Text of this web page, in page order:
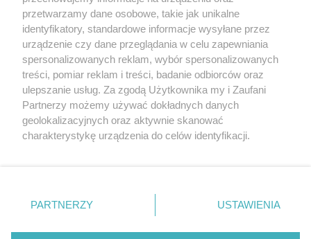
Internecie bez pisemnej zgody właściciela praw. Jakiekolwiek użycie
lub wykorzystanie utworów w całości lub w części z naruszeniem
prawa, tzn. bez właściwej zgody, jest zabronione pod groźbą kary i
może być ścigane prawnie.
O nas
przetwarzamy dane osobowe, takie jak unikalne
identyfikatory, standardowe informacje wysyłane przez
urządzenie czy dane przeglądania w celu zapewniania
spersonalizowanych reklam, wybór spersonalizowanych
treści, pomiar reklam i treści, badanie odbiorców oraz
ulepszanie usług. Za zgodą Użytkownika my i Zaufani
Partnerzy możemy używać dokładnych danych
geolokalizacyjnych oraz aktywnie skanować
charakterystykę urządzenia do celów identyfikacji.
zmienić/wycofać klikając przycisk ustawień prywatności
znajdujący się w lewym dolnym rogu strony
rodzaje przetwarzania danych nie wymagają zgody
PARTNERZY USTAWIENIA